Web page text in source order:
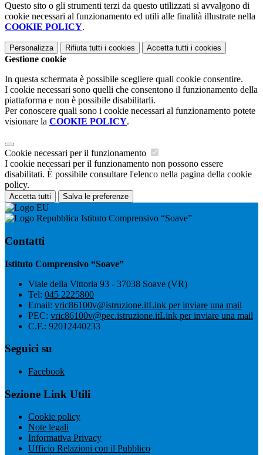
Questo sito o gli strumenti terzi da questo utilizzati si avvalgono di
cookie necessari al funzionamento ed utili alle finalità illustrate nella
COOKIE POLICY.
Personalizza Rifiuta tutti i cookies Accetta tutti i cookies
Gestione cookie
In questa schermata è possibile scegliere quali cookie consentire.
I cookie necessari sono quelli che consentono il funzionamento della
piattaforma e non è possibile disabilitarli.
Per conoscere quali sono i cookie necessari al funzionamento potete
visionare la COOKIE POLICY.
Cookie necessari per il funzionamento
I cookie necessari per il funzionamento non possono essere
disabilitati. È possibile consultare l'elenco nella pagina della cookie
policy.
Accetta tutti Salva le preferenze
Istituto Comprensivo “Soave”
Contatti
Istituto Comprensivo “Soave”
Viale della Vittoria 93 - 37038 Soave (VR)
Tel: 045 2225800
Email: vric86100v@istruzione.itLink per inviare una mail
PEC: vric86100v@pec.istruzione.itLink per inviare una mail
C.F.: 92012440233
Seguici su
Facebook
Sezione Link Utili
Cookie policy
Note legali
Informativa Privacy
Ufficio Relazioni con il Pubblico